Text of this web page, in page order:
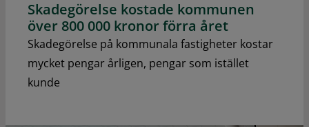
Skadegörelse kostade kommunen
över 800 000 kronor förra året
Skadegörelse på kommunala fastigheter kostar
mycket pengar årligen, pengar som istället
kunde